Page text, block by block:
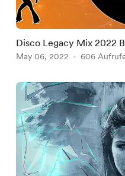
Disco Legacy Mix 2022
May 06, 2022 606